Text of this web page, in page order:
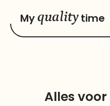
Myquality time
Alles voor